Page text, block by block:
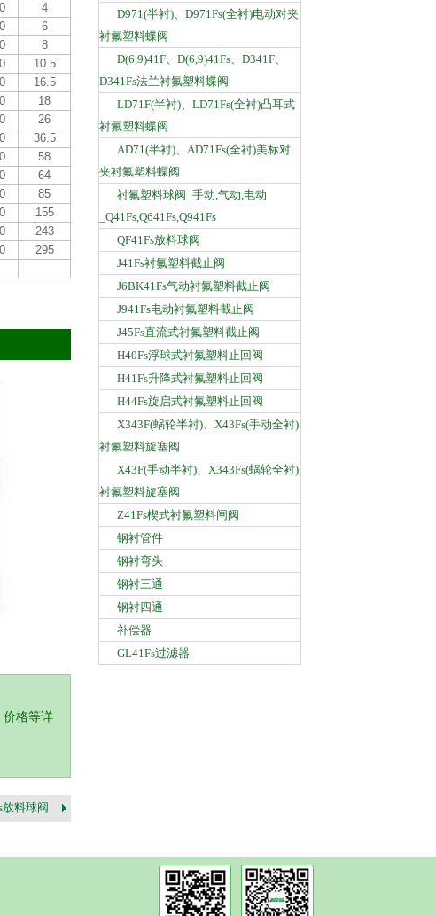
4
6
8
10.5
16.5
18
26
36.5
58
64
85
155
243
295
价格等详
放料球阀
D971(半衬)、D971Fs(全衬)电动对夹
衬氟塑料蝶阀
D(6,9)41F、D(6,9)41Fs、D341F、
D341Fs法兰衬氟塑料蝶阀
LD71F(半衬)、LD71Fs(全衬)凸耳式
衬氟塑料蝶阀
AD71(半衬)、AD71Fs(全衬)美标对
夹衬氟塑料蝶阀
衬氟塑料球阀_手动,气动,电动
_Q41Fs,Q641Fs,Q941Fs
QF41Fs放料球阀
J41Fs衬氟塑料截止阀
J6BK41Fs气动衬氟塑料截止阀
J941Fs电动衬氟塑料截止阀
J45Fs直流式衬氟塑料截止阀
H40Fs浮球式衬氟塑料止回阀
H41Fs升降式衬氟塑料止回阀
H44Fs旋启式衬氟塑料止回阀
X343F(蜗轮半衬)、X43Fs(手动全衬)
衬氟塑料旋塞阀
X43F(手动半衬)、X343Fs(蜗轮全衬)
衬氟塑料旋塞阀
Z41Fs楔式衬氟塑料闸阀
钢衬管件
钢衬弯头
钢衬三通
钢衬四通
补偿器
GL41Fs过滤器